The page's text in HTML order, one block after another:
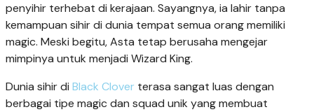
penyihir terhebat di kerajaan. Sayangnya, ia lahir tanpa
kemampuan sihir di dunia tempat semua orang memiliki
magic. Meski begitu, Asta tetap berusaha mengejar
mimpinya untuk menjadi Wizard King.
Dunia sihir di Black Clover terasa sangat luas dengan
berbagai tipe magic dan squad unik yang membuat